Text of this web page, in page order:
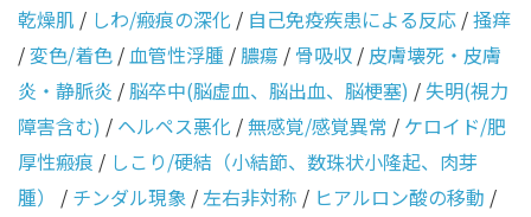
乾燥肌 / しわ/瘢痕の深化 / 自己免疫疾患による反応 /掻痒
/変色/着色 /血管性浮腫 /膿瘍 / 骨吸収 / 皮膚壊死・皮膚
炎・静脈炎 /脳卒中(脳虚血、脳出血、脳梗塞) /失明(視力
障害含む) / ヘルペス悪化 /無感覚/感覚異常 / ケロイド/肥
厚性瘢痕 / しこり/硬結（小結節、数珠状小隆起、肉芽
腫）
/ チンダル現象 /左右非対称 / ヒアルロン酸の移動 /